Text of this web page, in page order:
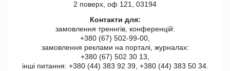
2 поверх, оф 121, 03194
Контакти для:
замовлення треннгів, конференцій:
+380 (67) 502-99-00,
замовлення реклами на порталі, журналах:
+380 (67) 502 30 13,
інші питання: +380 (44) 383 92 39, +380 (44) 383 50 34.